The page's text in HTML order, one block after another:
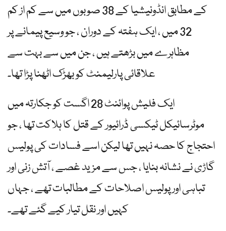
کے مطابق انڈونیشیا کے 38 صوبوں میں سے کم از کم
32 میں ، ایک ہفتہ کے دوران ، جو وسیع پیمانے پر
مظاہرے میں بڑھتے ہیں ، جن میں سے بہت سے
علاقائی پارلیمنٹ کو بھڑک اٹھنا پڑا تھا۔
ایک فلیش پوائنٹ 28 اگست کو جکارتہ میں
موٹرسائیکل ٹیکسی ڈرائیور کے قتل کا ہلاکت تھا ، جو
احتجاج کا حصہ نہیں تھا لیکن اسے فسادات کی پولیس
گاڑی نے نشانہ بنایا ، جس سے مزید غصے ، آتش زنی اور
تباہی اور پولیس اصلاحات کے مطالبات تھے ، جہاں
کہیں اور نقل تیار کیے گئے تھے۔